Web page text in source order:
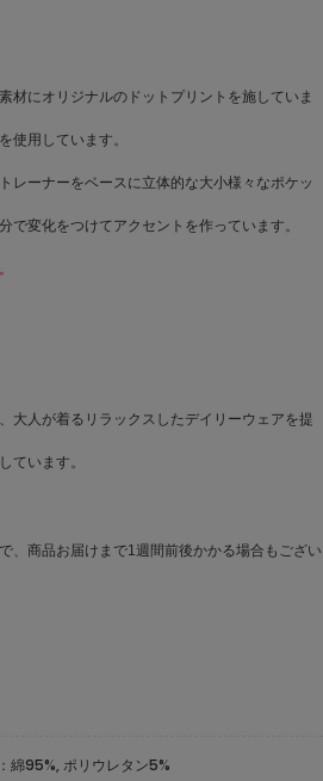
材にオリジナルのドットプリントを施していま
使用しています。
レーナーをベースに立体的な大小様々なポケッ
で変化をつけてアクセントを作っています。
大人が着るリラックスしたデイリーウェアを提
ています。
、商品お届けまで1週間前後かかる場合もござい
95%, ポリウレタン5%